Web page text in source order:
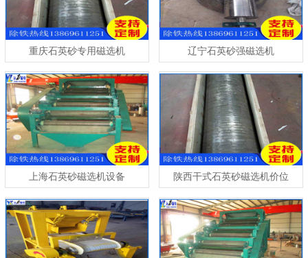
重庆石英砂专用磁选机 辽宁石英砂强磁选机
上海石英砂磁选机设备 陕西干式石英砂磁选机价位